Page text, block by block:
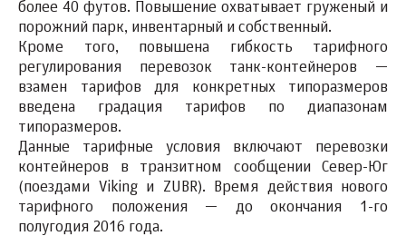
более 40 футов. Повышение охватывает груженый и
порожний парк, инвентарный и собственный.
Кроме того, повышена гибкость тарифного
регулирования перевозок танк-контейнеров —
взамен тарифов для конкретных типоразмеров
введена градация тарифов по диапазонам
типоразмеров.
Данные тарифные условия включают перевозки
контейнеров в транзитном сообщении Север-Юг
(поездами Viking и ZUBR). Время действия нового
тарифного положения — до окончания 1-го
полугодия 2016 года.